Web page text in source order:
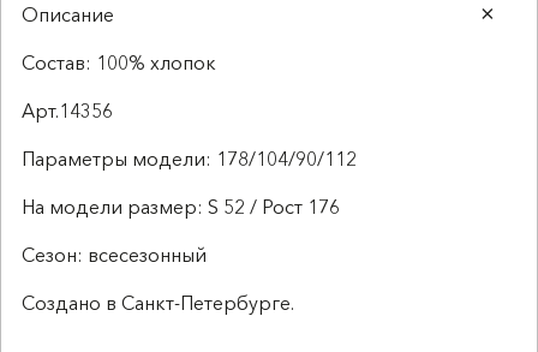
Описание
Состав: 100% хлопок
Арт.14356
Параметры модели: 178/104/90/112
На модели размер: S 52 / Рост 176
Сезон: всесезонный
Создано в Санкт-Петербурге.